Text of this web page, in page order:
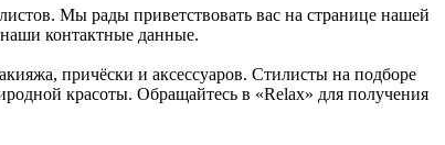
Мы рады приветствовать вас на странице нашей
контактные данные.
причёски и аксессуаров. Стилисты на подборе
красоты. Обращайтесь в «Relax» для получения